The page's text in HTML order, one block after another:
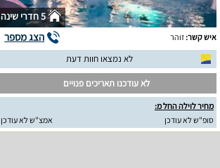
5 חדרי שינה
איש קשר:זוהר הצג מספר
לא נמצאו חוות דעת
לא עודכנו תאריכים פנויים
מחיר לוילה החל מ:
סופ"ש לא עודכן
אמצ"ש לא עודכן